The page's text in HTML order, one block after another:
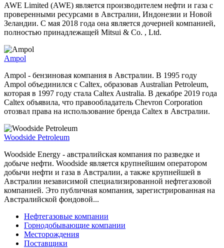
AWE Limited (AWE) является производителем нефти и газа с
проверенными ресурсами в Австралии, Индонезии и Новой
Зеландии. С мая 2018 года она является дочерней компанией,
полностью принадлежащей Mitsui & Co. , Ltd.
Ampol
Ampol - бензиновая компания в Австралии. В 1995 году
Ampol объединился с Caltex, образовав Australian Petroleum,
которая в 1997 году стала Caltex Australia. В декабре 2019 года
Caltex объявила, что правообладатель Chevron Corporation
отозвал права на использование бренда Caltex в Австралии.
Woodside Petroleum
Woodside Energy - австралийская компания по разведке и
добыче нефти. Woodside является крупнейшим оператором
добычи нефти и газа в Австралии, а также крупнейшей в
Австралии независимой специализированной нефтегазовой
компанией. Это публичная компания, зарегистрированная на
Австралийской фондовой...
Нефтегазовые компании
Горнодобывающие компании
Месторождения
Поставщики